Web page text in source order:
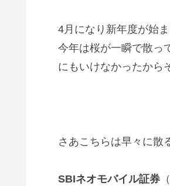
4月になり新年度が始
今年は桜が一瞬で散っ
にもいけなかったから
さあこちらは早々に散
SBIネオモバイル証券